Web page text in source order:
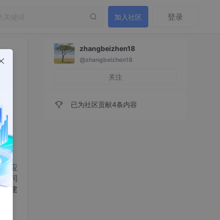
加入社区 登录
应
同
建
zhangbeizhen18
@zhangbeizhen18
关注
已为社区贡献4条内容